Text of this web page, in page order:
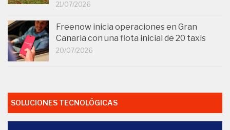
21/07/2026
Freenow inicia operaciones en Gran
Canaria con una flota inicial de 20 taxis
20/07/2026
SOLUCIONES TECNOLÓGICAS